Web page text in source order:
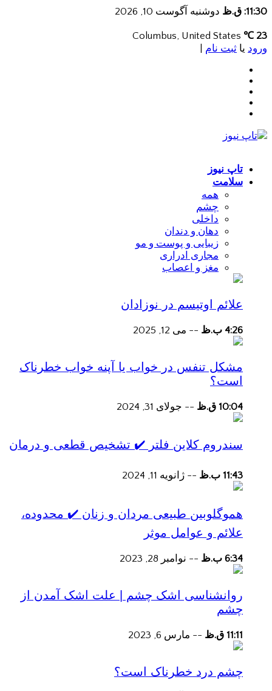
11:30: ق.ظ دوشنبه آگوست 10, 2026
23 ℃
ورود یا ثبت نام
تاپ نیوز
سلامت
همه
چشم
داخلی
دهان و دندان
زیبایی و پوست و مو
مجاری ادراری
مغز و اعصاب
علائم اوتیسم در نوزادان
4:26 ب.ظ -- می 12, 2025
مشکل تنفس در خواب یا آپنه خواب خطرناک
است؟
10:04 ق.ظ -- جولای 31, 2024
سندروم کلاین فلتر ✔️ تشخیص قطعی و درمان
11:43 ب.ظ -- ژانویه 11, 2024
هموگلوبین طبیعی مردان و زنان ✔️ محدوده،
علائم و عوامل موثر
6:34 ب.ظ -- نوامبر 28, 2023
روانشناسی اشک چشم | علت اشک آمدن از
چشم
11:11 ق.ظ -- مارس 6, 2023
چشم درد خطرناک است؟